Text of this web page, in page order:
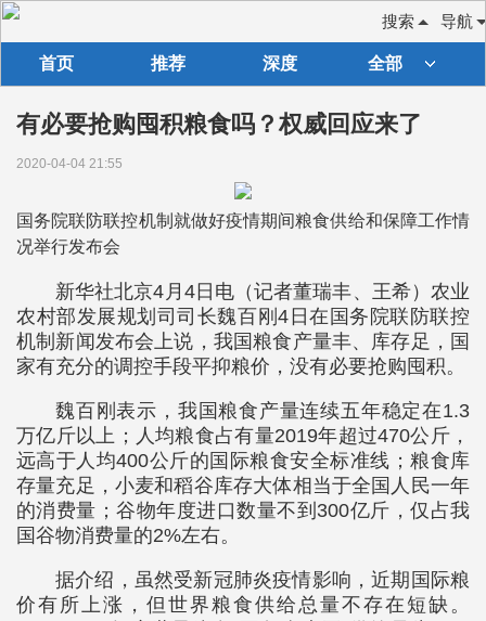
导航
搜索
首页 推荐 深度 全部
有必要抢购囤积粮食吗？权威回应来了
2020-04-04 21:55
国务院联防联控机制就做好疫情期间粮食供给和保障工作情
况举行发布会
新华社北京4月4日电（记者董瑞丰、王希）农业
农村部发展规划司司长魏百刚4日在国务院联防联控
机制新闻发布会上说，我国粮食产量丰、库存足，国
家有充分的调控手段平抑粮价，没有必要抢购囤积。
魏百刚表示，我国粮食产量连续五年稳定在1.3
万亿斤以上；人均粮食占有量2019年超过470公斤，
远高于人均400公斤的国际粮食安全标准线；粮食库
存量充足，小麦和稻谷库存大体相当于全国人民一年
的消费量；谷物年度进口数量不到300亿斤，仅占我
国谷物消费量的2%左右。
据介绍，虽然受新冠肺炎疫情影响，近期国际粮
价有所上涨，但世界粮食供给总量不存在短缺。